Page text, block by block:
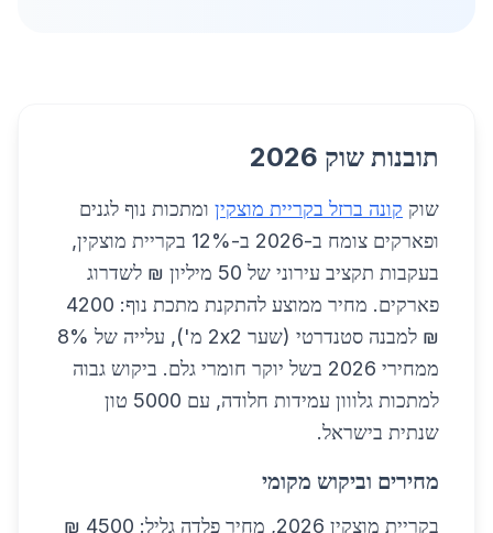
תובנות שוק 2026
שוק קונה ברזל בקריית מוצקין ומתכות נוף לגנים
ופארקים צומח ב-2026 ב-12% בקריית מוצקין,
בעקבות תקציב עירוני של 50 מיליון ₪ לשדרוג
פארקים. מחיר ממוצע להתקנת מתכת נוף: 4200
₪ למבנה סטנדרטי (שער 2x2 מ'), עלייה של 8%
ממחירי 2026 בשל יוקר חומרי גלם. ביקוש גבוה
למתכות גלווון עמידות חלודה, עם 5000 טון
שנתית בישראל.
מחירים וביקוש מקומי
בקריית מוצקין 2026, מחיר פלדה גליל: 4500 ₪